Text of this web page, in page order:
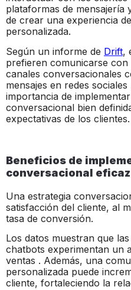
plataformas de mensajería
de crear una experiencia
personalizada.
Según un informe de Drift,
prefieren comunicarse con
canales conversacionales
mensajes en redes
importancia de
conversacional bien
expectativas de los clientes.
Beneficios de
conversacional eficaz
Una estrategia
satisfacción del cliente, al
tasa de conversión.
Los datos muestran que
chatbots experimentan un
ventas . Además, una
personalizada puede
cliente, fortaleciendo la